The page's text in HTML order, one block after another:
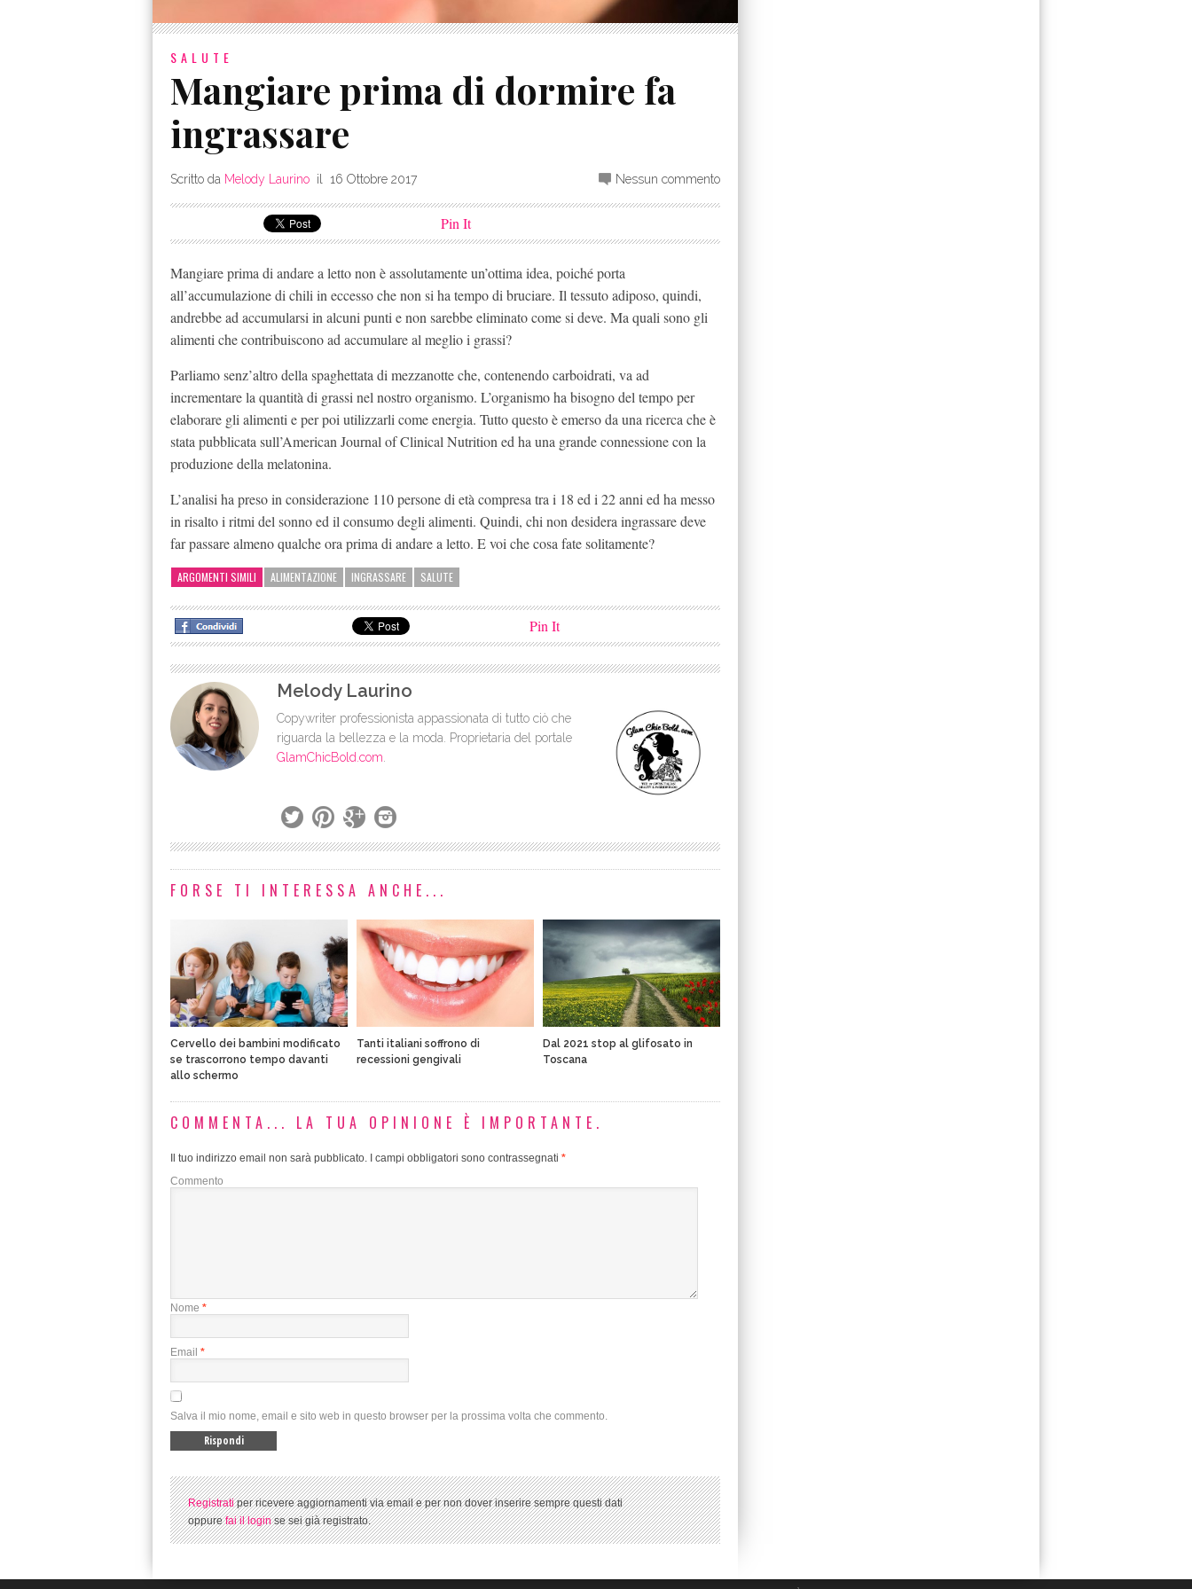
SALUTE
Mangiare prima di dormire fa
ingrassare
Scritto da Melody Laurino il 16 Ottobre 2017 Nessun commento
Pin It
Mangiare prima di andare a letto non è assolutamente un’ottima idea, poiché porta
all’accumulazione di chili in eccesso che non si ha tempo di bruciare. Il tessuto adiposo, quindi,
andrebbe ad accumularsi in alcuni punti e non sarebbe eliminato come si deve. Ma quali sono gli
alimenti che contribuiscono ad accumulare al meglio i grassi?
Parliamo senz’altro della spaghettata di mezzanotte che, contenendo carboidrati, va ad
incrementare la quantità di grassi nel nostro organismo. L’organismo ha bisogno del tempo per
elaborare gli alimenti e per poi utilizzarli come energia. Tutto questo è emerso da una ricerca che è
stata pubblicata sull’American Journal of Clinical Nutrition ed ha una grande connessione con la
produzione della melatonina.
L’analisi ha preso in considerazione 110 persone di età compresa tra i 18 ed i 22 anni ed ha messo
in risalto i ritmi del sonno ed il consumo degli alimenti. Quindi, chi non desidera ingrassare deve
far passare almeno qualche ora prima di andare a letto. E voi che cosa fate solitamente?
ARGOMENTI SIMILI ALIMENTAZIONE INGRASSARE SALUTE
Pin It
Melody Laurino
Copywriter professionista appassionata di tutto ciò che
riguarda la bellezza e la moda. Proprietaria del portale
GlamChicBold.com
FORSE TI INTERESSA ANCHE...
Cervello dei bambini modificato
se trascorrono tempo davanti
allo schermo
Tanti italiani soffrono di
recessioni gengivali
Dal 2021 stop al glifosato in
Toscana
COMMENTA... LA TUA OPINIONE È IMPORTANTE.
Il tuo indirizzo email non sarà pubblicato. I campi obbligatori sono contrassegnati *
Commento
Nome *
Email *
Salva il mio nome, email e sito web in questo browser per la prossima volta che commento.
Registratiper ricevere aggiornamenti via email e per non dover inserire sempre questi dati
oppurefai il loginse sei già registrato.